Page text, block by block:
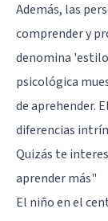
Además, las
comprender y
denomina
psicológica
de aprehender.
diferencias
Quizás te
aprender más"
El niño en el